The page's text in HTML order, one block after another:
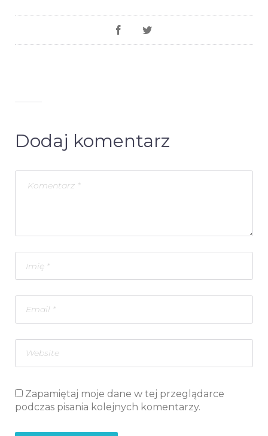
Dodaj komentarz
Zapamiętaj moje dane w tej przeglądarce
podczas pisania kolejnych komentarzy.